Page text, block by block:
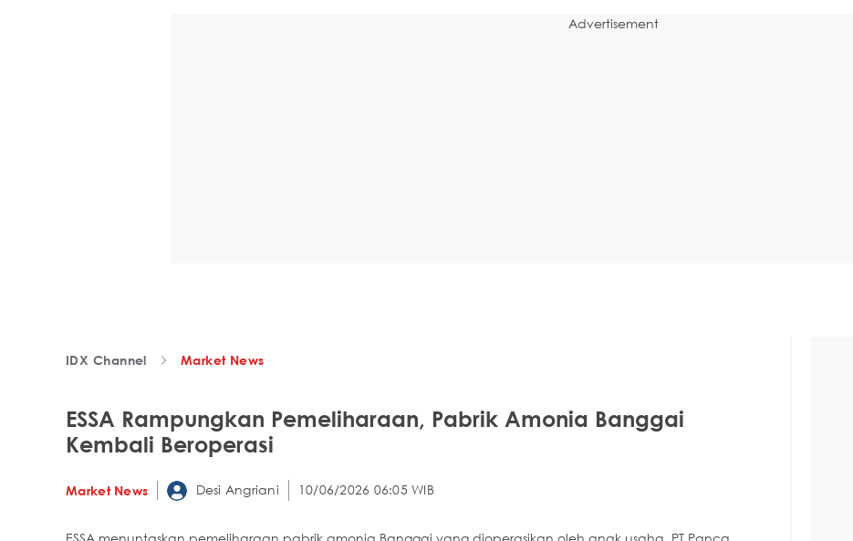
Advertisement
IDX Channel Market News
ESSA Rampungkan Pemeliharaan, Pabrik Amonia Banggai
Kembali Beroperasi
Market News Desi Angriani 10/06/2026 06:05 WIB
ESSA menuntaskan pemeliharaan pabrik amonia Banggai yang dioperasikan oleh anak usaha, PT Panca